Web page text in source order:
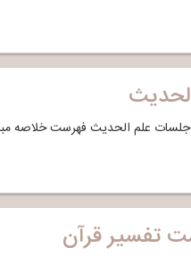
علم الحدیث فهرست خلاصه
تفسیر قرآن